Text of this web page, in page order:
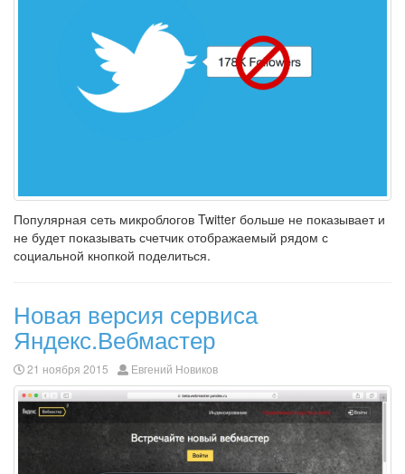
Популярная сеть микроблогов Twitter больше не показывает и
не будет показывать счетчик отображаемый рядом с
социальной кнопкой поделиться.
Новая версия сервиса
Яндекс.Вебмастер
21 ноября 2015 Евгений Новиков